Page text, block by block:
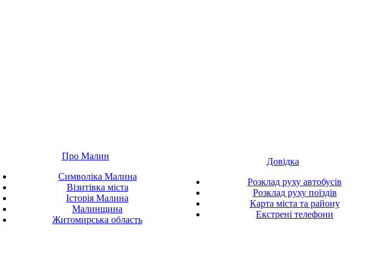
Про Малин
Символіка Малина
Візитівка міста
Історія Малина
Малинщина
Житомирська область
Довідка
Розклад руху автобусів
Розклад руху поїздів
Карта міста та району
Екстрені телефони